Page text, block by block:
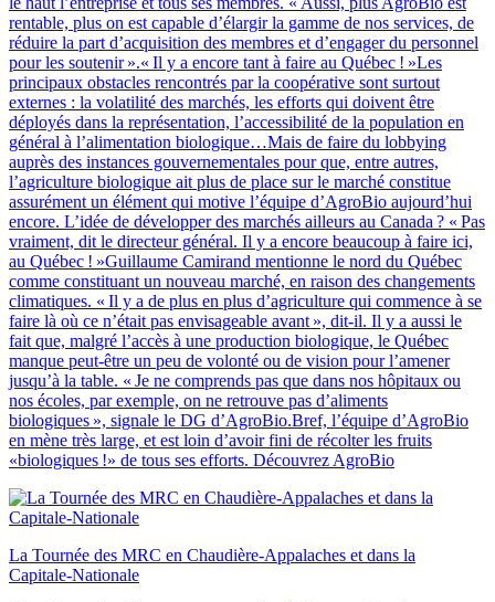
rentable, plus on est capable d’élargir la gamme de nos services, de
réduire la part d’acquisition des membres et d’engager du personnel
pour les soutenir ».« Il y a encore tant à faire au Québec ! »Les
principaux obstacles rencontrés par la coopérative sont surtout
externes : la volatilité des marchés, les efforts qui doivent être
déployés dans la représentation, l’accessibilité de la population en
général à l’alimentation biologique…Mais de faire du lobbying
auprès des instances gouvernementales pour que, entre autres,
l’agriculture biologique ait plus de place sur le marché constitue
assurément un élément qui motive l’équipe d’AgroBio aujourd’hui
encore. L’idée de développer des marchés ailleurs au Canada ? « Pas
vraiment, dit le directeur général. Il y a encore beaucoup à faire ici,
au Québec ! »Guillaume Camirand mentionne le nord du Québec
comme constituant un nouveau marché, en raison des changements
climatiques. « Il y a de plus en plus d’agriculture qui commence à se
faire là où ce n’était pas envisageable avant », dit-il. Il y a aussi le
fait que, malgré l’accès à une production biologique, le Québec
manque peut-être un peu de volonté ou de vision pour l’amener
jusqu’à la table. « Je ne comprends pas que dans nos hôpitaux ou
nos écoles, par exemple, on ne retrouve pas d’aliments
biologiques », signale le DG d’AgroBio.Bref, l’équipe d’AgroBio
en mène très large, et est loin d’avoir fini de récolter les fruits
«biologiques !» de tous ses efforts. Découvrez AgroBio
La Tournée des MRC en Chaudière‑Appalaches et dans la
Capitale‑Nationale